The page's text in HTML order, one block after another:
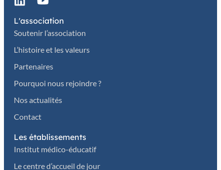
L'association
Soutenir l’association
L’histoire et les valeurs
Partenaires
Pourquoi nous rejoindre ?
Nos actualités
Contact
Les établissements
Institut médico-éducatif
Le centre d’accueil de jour